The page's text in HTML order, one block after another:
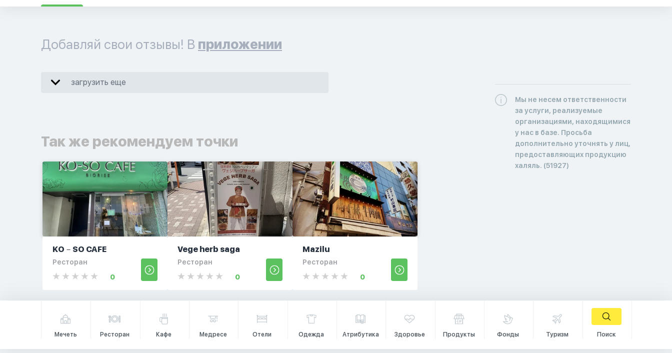
Добавляй свои отзывы! В приложении
загрузить еще
Так же рекомендуем точки
KO－SO CAFE
Ресторан
0
Vege herb saga
Ресторан
0
Mazilu
Ресторан
0
Мы не несем ответственности
за услуги, реализуемые
организациями, находящимися
у нас в базе. Просьба
дополнительно уточнять у лиц,
предоставляющих продукцию
халяль. (51927)
Мечеть Ресторан Кафе Медресе Отели Одежда Атрибутика Здоровье Продукты Фонды Туризм Поиск